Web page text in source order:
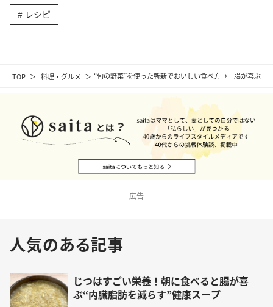
TOP 料理・グルメ “旬の野菜”を使った斬新でおいしい食べ方→「腸が喜ぶ」
レシピ
広告
人気のある記事
じつはすごい栄養！朝に食べると腸が喜
ぶ“内臓脂肪を減らす”健康スープ